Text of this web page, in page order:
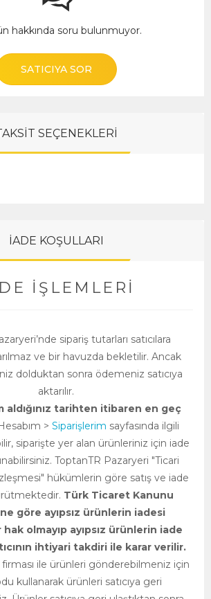
hakkında soru bulunmuyor.
SATICIYA SOR
SEÇENEKLERİ
İADE KOŞULLARI
İŞLEMLERI
sipariş tutarları satıcılara
ve bir havuzda bekletilir. Ancak
dolduktan sonra ödemeniz satıcıya
aktarılır.
aldığınız tarihten itibaren en geç
> Siparişlerim sayfasında ilgili
siparişte yer alan ürünleriniz için iade
ToptanTR Pazaryeri "Ticari
hükümlerin göre satış ve iade
Türk Ticaret Kanunu
göre ayıpsız ürünlerin iadesi
hak olmayıp ayıpsız ürünlerin iade
ihtiyari takdiri ile karar verilir.
firması ile ürünleri gönderebilmeniz için
kullanarak ürünleri satıcıya geri